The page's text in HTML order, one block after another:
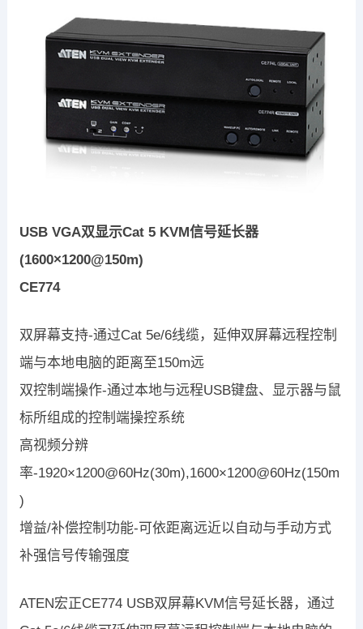
USB VGA双显示Cat 5 KVM信号延长器
(1600×1200@150m)
CE774
双屏幕支持-通过Cat 5e/6线缆，延伸双屏幕远程控制
端与本地电脑的距离至150m远
双控制端操作-通过本地与远程USB键盘、显示器与鼠
标所组成的控制端操控系统
高视频分辨
率-1920×1200@60Hz(30m),1600×1200@60Hz(150m
)
增益/补偿控制功能-可依距离远近以自动与手动方式
补强信号传输强度
ATEN宏正CE774 USB双屏幕KVM信号延长器，通过